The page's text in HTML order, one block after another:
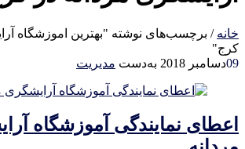
خانه / برچسب‌های نوشته "بهترین اموزشگاه
کرج"
09دسامبر 2018 به‌دست مدیریت
اعطای نمایندگی آموزشگاه